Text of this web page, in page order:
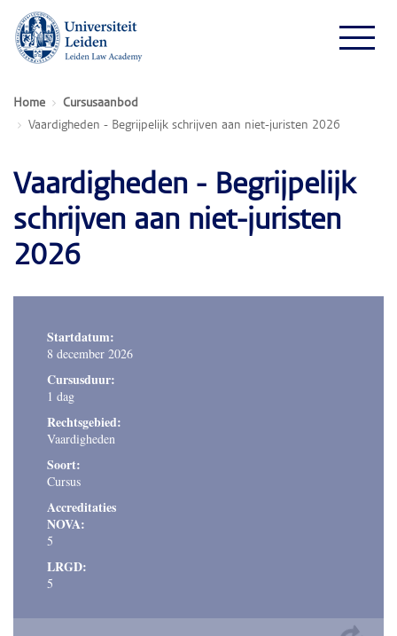
Home
Cursusaanbod
Vaardigheden - Begrijpelijk schrijven aan niet-juristen 2026
Vaardigheden - Begrijpelijk
schrijven aan niet-juristen
2026
Startdatum:
8 december 2026
Cursusduur:
1 dag
Rechtsgebied:
Vaardigheden
Soort:
Cursus
Accreditaties
NOVA:
5
LRGD:
5